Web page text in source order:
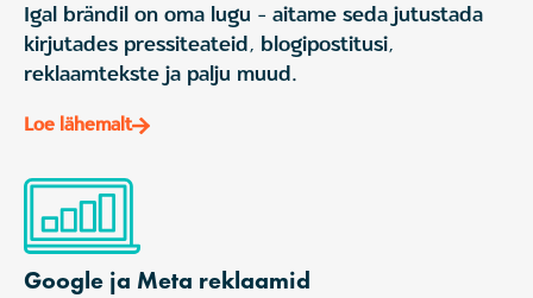
Igal brändil on oma lugu - aitame seda jutustada
kirjutades pressiteateid, blogipostitusi,
reklaamtekste ja palju muud.
Loe lähemalt
Google ja Meta reklaamid